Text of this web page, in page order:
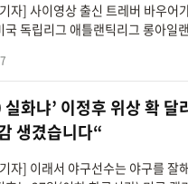
자] 사이영상 출신 트레버 바우
독립리그 애틀랜틱리그 롱아일
화냐’ 이정후 위상 확
생겼습니다“
자] 이래서 야구선수는 야구를 잘